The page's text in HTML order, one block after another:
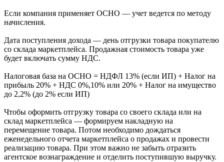
Если компания применяет ОСНО — учет ведется по методу
начисления.
Дата поступления дохода — день отгрузки товара покупателю
со склада маркетплейса. Продажная стоимость товара уже
будет включать сумму НДС.
Налоговая база на ОСНО = НДФЛ 13% (если ИП) + Налог на
прибыль 20% + НДС 0%,10% или 20% + Налог на имущество
до 2,2% (до 2% если ИП)
Чтобы оформить отгрузку товара со своего склада или на
склад маркетплейса — формируем накладную на
перемещение товара. Потом необходимо дождаться
еженедельного отчета маркетплейса о продажах и провести
реализацию товара. При этом важно не забыть отразить
агентское вознаграждение и отделить поступившую выручку.